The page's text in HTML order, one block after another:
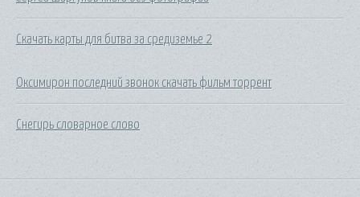
Скачать карты для битва за средиземье 2
Оксимирон последний звонок скачать фильм торрент
Снегирь словарное слово